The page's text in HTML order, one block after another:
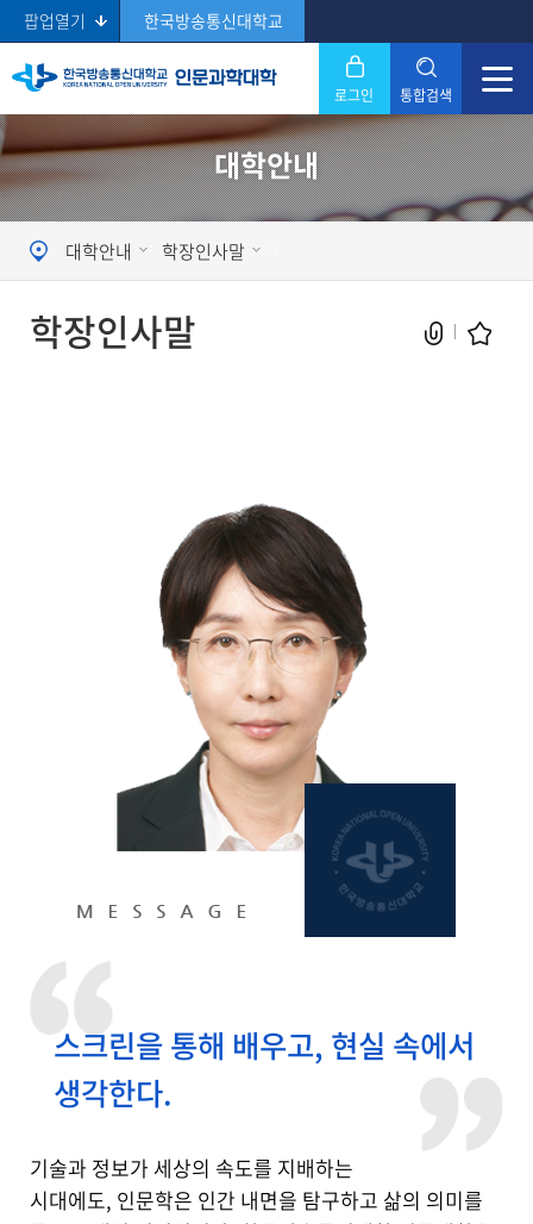
팝업열기 한국방송통신대학교
로그인 통합검색
Search 닫기
대학안내
대학안내 학장인사말
메뉴추가
학장인사말
스크린을 통해 배우고, 현실 속에서
생각한다.
기술과 정보가 세상의 속도를 지배하는
시대에도, 인문학은 인간 내면을 탐구하고 삶의 의미를